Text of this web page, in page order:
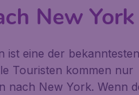
New York
ist eine der bekanntesten
Touristen kommen nur
nach New York. Wenn